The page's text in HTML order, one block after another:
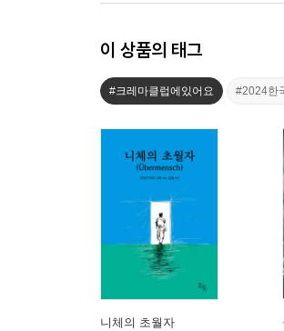
이 상품의 태그
#크레마클럽에있어요 #2024한
니체의 초월자